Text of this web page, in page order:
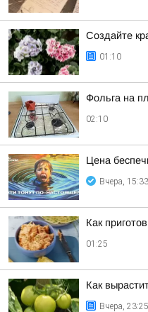
Создайте
01:10
Фольга на
02:10
Цена
Вчера, 15:33
Как
01:25
Как
Вчера, 23:25